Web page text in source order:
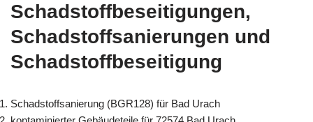
Schadstoffbeseitigungen,
Schadstoffsanierungen und
Schadstoffbeseitigung
Schadstoffsanierung (BGR128) für Bad Urach